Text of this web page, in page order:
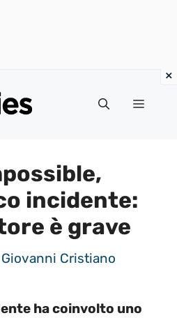
Menu
incidente:
è grave
Giovanni Cristiano
ha coinvolto uno